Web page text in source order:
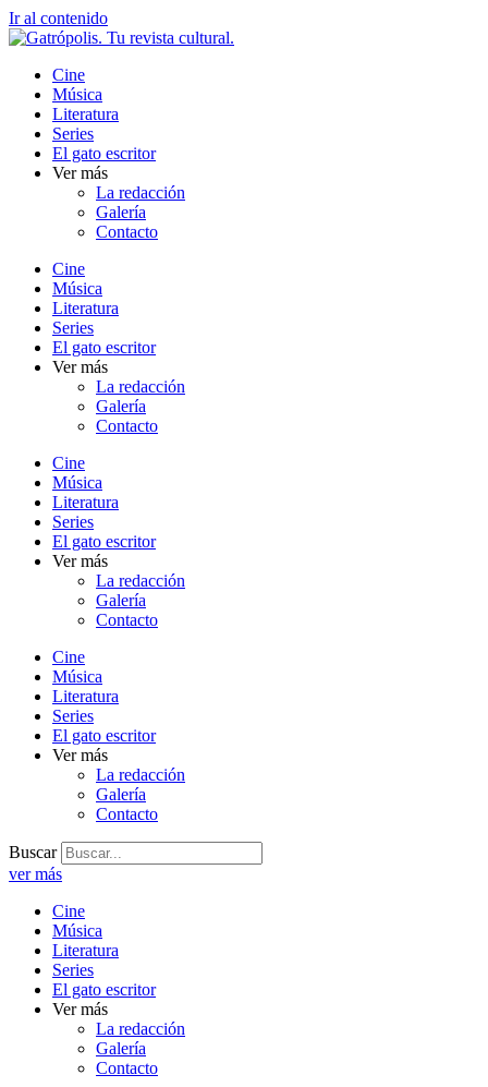
Ir al contenido
Cine
Música
Literatura
Series
El gato escritor
Ver más
La redacción
Galería
Contacto
Cine
Música
Literatura
Series
El gato escritor
Ver más
La redacción
Galería
Contacto
Cine
Música
Literatura
Series
El gato escritor
Ver más
La redacción
Galería
Contacto
Cine
Música
Literatura
Series
El gato escritor
Ver más
La redacción
Galería
Contacto
Buscar
ver más
Cine
Música
Literatura
Series
El gato escritor
Ver más
La redacción
Galería
Contacto